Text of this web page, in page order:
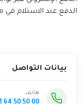
الدفع عند الاستلام
بيانات التواصل
هاتف
64 50 50 00